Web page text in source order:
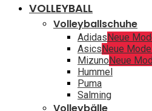
VOLLEYBALL
Volleyballschuhe
AdidasNeue
AsicsNeue
MizunoNeue
Hummel
Puma
Salming